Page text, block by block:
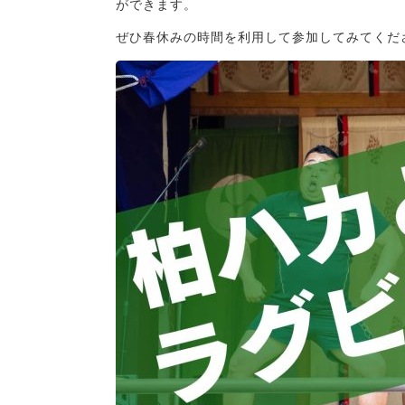
ができます。
ぜひ春休みの時間を利用して参加してみてくだ